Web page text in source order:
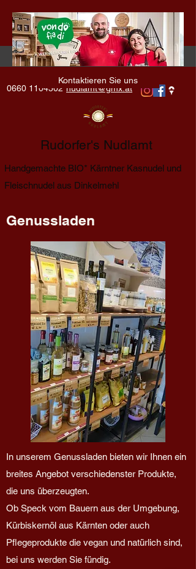
0660 1104502 nudlamt@gmx.at
Kontaktieren Sie uns
Rudorfer's Nudlamt
Handgemachte BIO* Kärntner Kasnudel und
Fleischnudel aus Dinkelmehl
Genussladen
In unserem Genussladen bieten wir Ihnen ein
breites Angebot verschiedenster Produkte,
die uns überzeugten.
Ob Speck vom Bauern aus der Umgebung,
Kürbiskernöl aus Kärnten oder auch
Pflegeprodukte die vegan und natürlich sind,
bei uns werden Sie fündig.